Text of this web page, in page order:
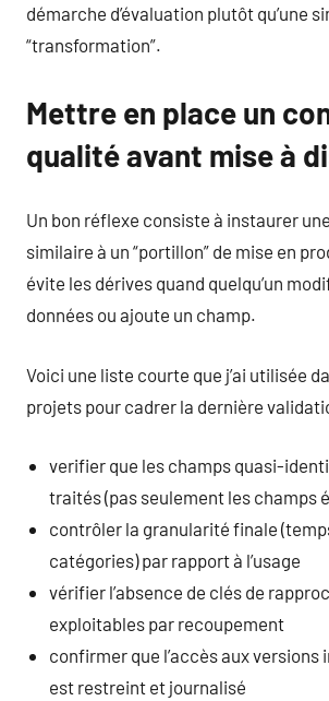
démarche d’évaluation plutôt qu’une
“transformation”.
Mettre en place un
qualité avant mise à
Un bon réflexe consiste à instaurer
similaire à un “portillon” de mise en
évite les dérives quand quelqu’un
données ou ajoute un champ.
Voici une liste courte que j’ai utilisée
projets pour cadrer la dernière
verifier que les champs quasi-
traités (pas seulement les champs
contrôler la granularité finale
catégories) par rapport à l’usage
vérifier l’absence de clés de
exploitables par recoupement
confirmer que l’accès aux
est restreint et journalisé